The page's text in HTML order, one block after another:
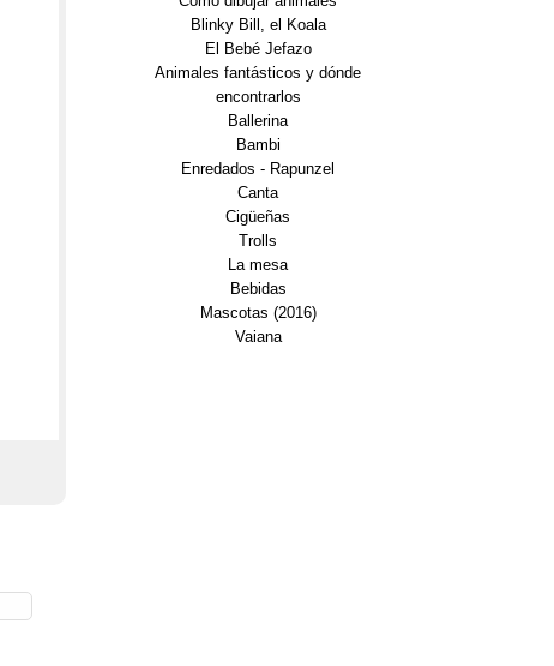
Blinky Bill, el Koala
El Bebé Jefazo
Animales fantásticos y dónde
encontrarlos
Ballerina
Bambi
Enredados - Rapunzel
Canta
Cigüeñas
Trolls
La mesa
Bebidas
Mascotas (2016)
Vaiana